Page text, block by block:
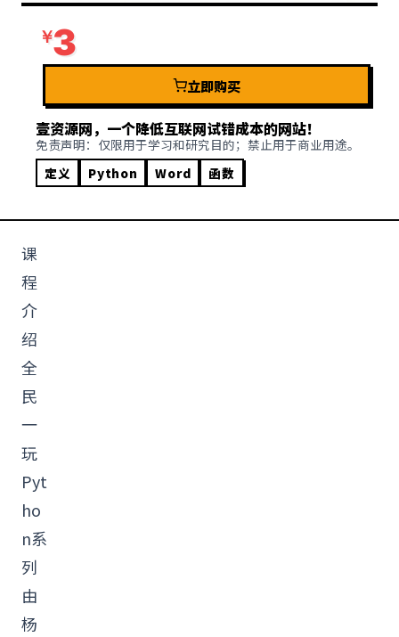
3
立即购买
壹资源网，一个降低互联网试错成本的网站！
免责声明：仅限用于学习和研究目的；禁止用于商业用途。
定义
Python Word 函数
课
程
介
绍
全
民
一
玩
Pyt
ho
n系
列
由
杨